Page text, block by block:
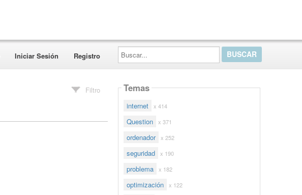
Iniciar Sesión Registro
Buscar...
Filtro Temas
internet x 414
Question x 371
ordenador x 252
seguridad x 190
problema x 182
optimización x 122